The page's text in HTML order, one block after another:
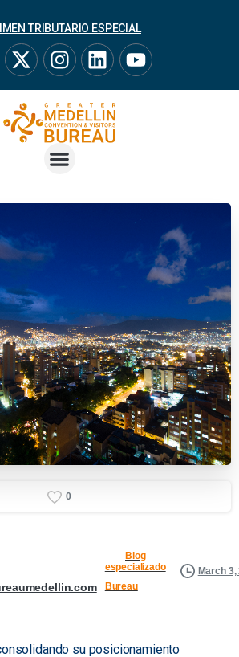
TRIBUTARIO ESPECIAL
0
Blog
especializado
Bureau
March 3,
su posicionamiento